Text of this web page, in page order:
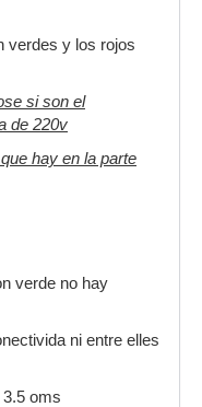
verdes y los rojos
si son el
de 220v
hay en la parte
verde no hay
ni entre elles
3.5 oms